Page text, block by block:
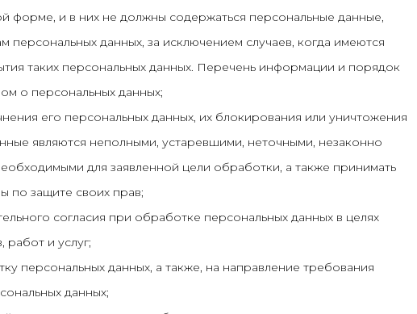
форме, и в них не должны содержаться персональные данные,
персональных данных, за исключением случаев, когда имеются
таких персональных данных. Перечень информации и порядок
о персональных данных;
его персональных данных, их блокирования или уничтожения
являются неполными, устаревшими, неточными, незаконно
для заявленной цели обработки, а также принимать
по защите своих прав;
согласия при обработке персональных данных в целях
и услуг;
персональных данных, а также, на направление требования
данных;